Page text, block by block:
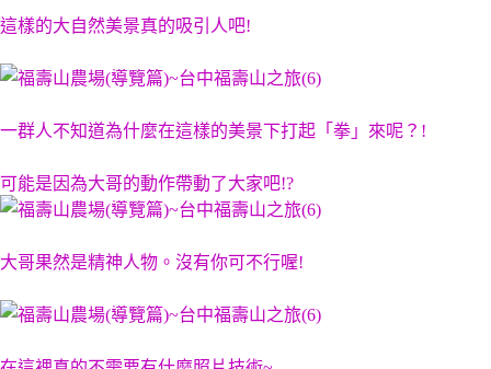
這樣的大自然美景真的吸引人吧!
一群人不知道為什麼在這樣的美景下打起「拳」來呢？!
可能是因為大哥的動作帶動了大家吧!?
大哥果然是精神人物。沒有你可不行喔!